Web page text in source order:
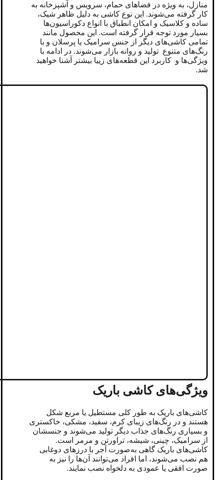
منازل، به ویژه در فضاهای حمام، سرویس و آشپزخانه به
کار گرفته می‌شوند. این نوع کاشی به دلیل ظاهر شیک،
ساده و کلاسیک و امکان انطباق با انواع دکوراسیون‌ها
بسیار مورد توجه قرار گرفته است. این محصول مانند
تمامی کاشی‌های دیگر از جنس سرامیک‌ یا پرسلان و با
رنگ‌های متنوع تولید و روانه بازار می‌شوند‌. در ادامه با
ویژگی‌ها و کاربرد این قطعه‌های زییا بیشتر آشنا خواهید
شد.
ویژگی‌های کاشی باریک
کاشی‌های باریک به طور کلی مستطیل یا مربع شکل
هستند و در رنگ‌های زیبای کرم، سفید، مشکی، خاکستری
و بسیاری رنگ‌های جذاب دیگر تولید می‌شوند و جنسشان
از سرامیک، چینی، شیشه، تراورتن و مرمر است.
کاشی‌های باریک گاهی به‌صورت آجر با درزهای دوغابی
هم نصب می‌شوند، اما افراد می‌توانند آن‌ها را نیز به
صورت افقی یا عمودی به دلخواه نصب نمایند.